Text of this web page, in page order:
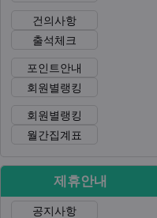
건의사항
출석체크
포인트안내
회원별랭킹
회원별랭킹
월간집계표
제휴안내
공지사항